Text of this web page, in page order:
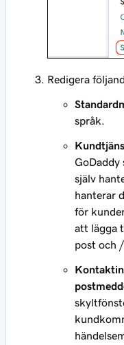
Redigera
språk.
GoDaddy
själv
hanterar
för
att lägga
post och